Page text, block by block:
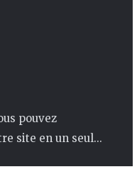
pouvez
site en un seul...